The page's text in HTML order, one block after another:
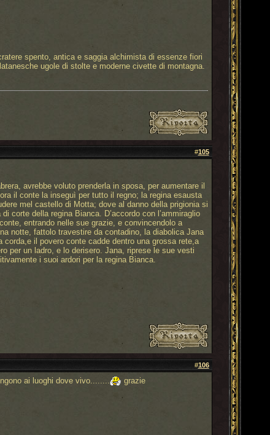
spento, antica e saggia alchimista di essenze fiori
ugole di stolte e moderne civette di montagna.
#105
avrebbe voluto prenderla in sposa, per aumentare il
il conte la inseguì per tutto il regno; la regina esausta
mel castello di Motta; dove al danno della prigionia si
corte della regina Bianca. D’accordo con l’ammiraglio
entrando nelle sue grazie, e convincendolo a
notte, fattolo travestire da contadino, la diabolica Jana
il povero conte cadde dentro una grossa rete,a
per un ladro, e lo derisero. Jana, riprese le sue vesti
i suoi ardori per la regina Bianca.
#106
ai luoghi dove vivo........ grazie